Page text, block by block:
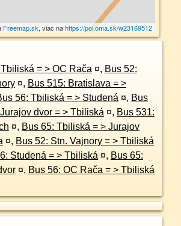
Freemap.sk, viac nahttps://poi.oma.sk/w23169512
Bus 56: Studená = > Tbiliská = > OC Rača ¤, Bus 52:
¤, Bus 515: Bratislava = >
Bus 56: Tbiliská = > Studená ¤, Bus
65: Stn. Vrakuňa = > Jurajov dvor = > Tbiliská ¤, Bus 531:
¤, Bus 65: Tbiliská = > Jurajov
¤, Bus 52: Stn. Vajnory = > Tbiliská
Bus 56: Studená = > Tbiliská ¤, Bus 65:
dvor ¤, Bus 56: OC Rača = > Tbiliská